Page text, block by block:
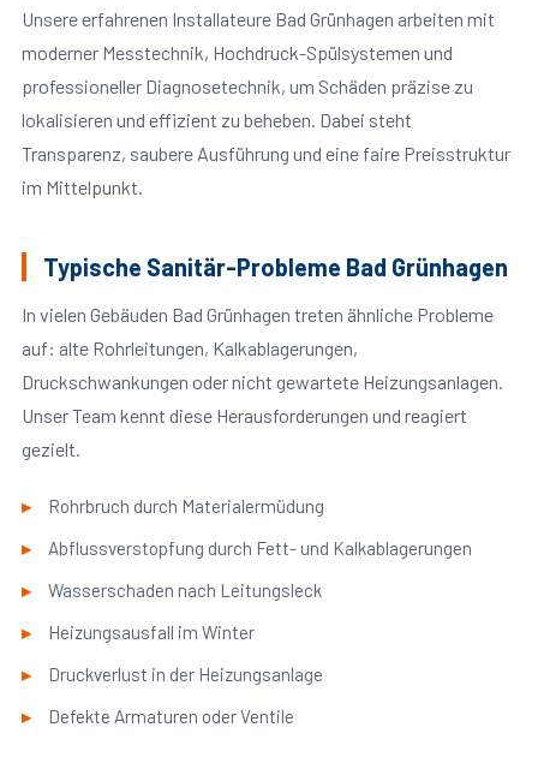
Unsere erfahrenen Installateure Bad Grünhagen arbeiten mit
moderner Messtechnik, Hochdruck-Spülsystemen und
professioneller Diagnosetechnik, um Schäden präzise zu
lokalisieren und effizient zu beheben. Dabei steht
Transparenz, saubere Ausführung und eine faire Preisstruktur
im Mittelpunkt.
Typische Sanitär-Probleme Bad Grünhagen
In vielen Gebäuden Bad Grünhagen treten ähnliche Probleme
auf: alte Rohrleitungen, Kalkablagerungen,
Druckschwankungen oder nicht gewartete Heizungsanlagen.
Unser Team kennt diese Herausforderungen und reagiert
gezielt.
Rohrbruch durch Materialermüdung
Abflussverstopfung durch Fett- und Kalkablagerungen
Wasserschaden nach Leitungsleck
Heizungsausfall im Winter
Druckverlust in der Heizungsanlage
Defekte Armaturen oder Ventile